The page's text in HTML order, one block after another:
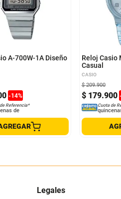
A-700W-1A Diseño
-14%
Referencia*
de
Reloj Casio
Casual
CASIO
$ 179.900 -
$ 209.900
Cuota de
Legales